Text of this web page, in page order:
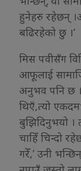
हुनेहरु रहेछन्
बढिरहेको छु ।’
मिस पवीसँग
आफूलाई
अनुभव पनि छ
थिएँ,त्यो
बुझिदिनुभयो ।
चाहिँ चिन्दो
गरेँ,’ उनी